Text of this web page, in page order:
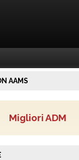
AAMS
Migliori ADM